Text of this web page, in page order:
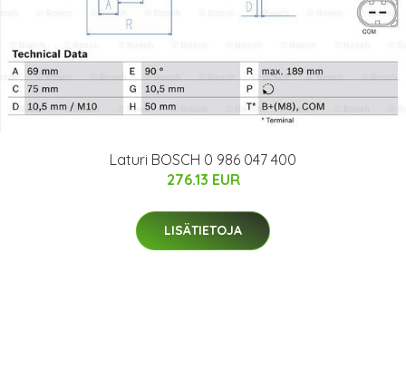
Laturi BOSCH 0 986 047 400
276.13 EUR
LISÄTIETOJA